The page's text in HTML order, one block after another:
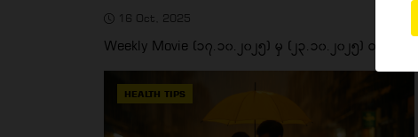
16 Oct, 2025
Weekly Movie (၁၇.၁၀.၂၀၂၅) မှ (၂၃.၁၀.၂၀၂၅) ထိ
HEALTH TIPS